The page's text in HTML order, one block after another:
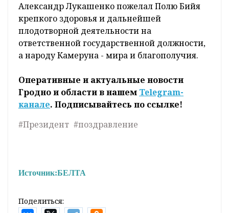
Александр Лукашенко пожелал Полю Бийя
крепкого здоровья и дальнейшей
плодотворной деятельности на
ответственной государственной должности,
а народу Камеруна - мира и благополучия.
Оперативные и актуальные новости
Гродно и области в нашем Telegram-
канале. Подписывайтесь по ссылке!
#Президент #поздравление
Источник:БЕЛТА
Поделиться: